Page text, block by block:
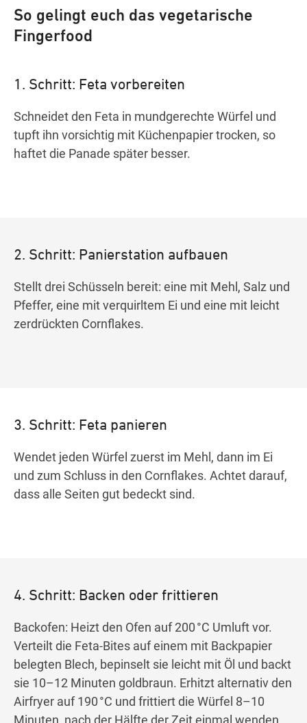
So gelingt euch das vegetarische
Fingerfood
1. Schritt: Feta vorbereiten
Schneidet den Feta in mundgerechte Würfel und
tupft ihn vorsichtig mit Küchenpapier trocken, so
haftet die Panade später besser.
2. Schritt: Panierstation aufbauen
Stellt drei Schüsseln bereit: eine mit Mehl, Salz und
Pfeffer, eine mit verquirltem Ei und eine mit leicht
zerdrückten Cornflakes.
3. Schritt: Feta panieren
Wendet jeden Würfel zuerst im Mehl, dann im Ei
und zum Schluss in den Cornflakes. Achtet darauf,
dass alle Seiten gut bedeckt sind.
4. Schritt: Backen oder frittieren
Backofen: Heizt den Ofen auf 200 °C Umluft vor.
Verteilt die Feta-Bites auf einem mit Backpapier
belegten Blech, bepinselt sie leicht mit Öl und backt
sie 10–12 Minuten goldbraun. Erhitzt alternativ den
Airfryer auf 190 °C und frittiert die Würfel 8–10
Minuten, nach der Hälfte der Zeit einmal wenden.